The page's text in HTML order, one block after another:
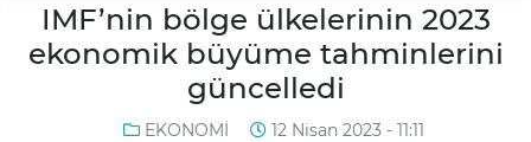
IMF’nin bölge ülkelerinin 2023
ekonomik büyüme tahminlerini
güncelledi
EKONOMİ 12 Nisan 2023 - 11:11